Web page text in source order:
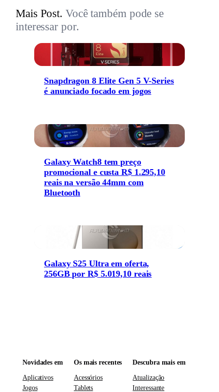
Mais Post. Você também pode se
interessar por.
Snapdragon 8 Elite Gen 5 V-Series
é anunciado focado em jogos
Galaxy Watch8 tem preço
promocional e custa R$ 1.295,10
reais na versão 44mm com
Bluetooth
Galaxy S25 Ultra em oferta,
256GB por R$ 5.019,10 reais
Novidades em
Aplicativos
Jogos
Os mais recentes
Acessórios
Tablets
Descubra mais em
Atualização
Interessante